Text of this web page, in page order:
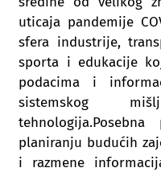
uticaja pandemije
sfera industrije,
sporta i edukacije
podacima i
sistemskog
planiranju budućih
i razmene